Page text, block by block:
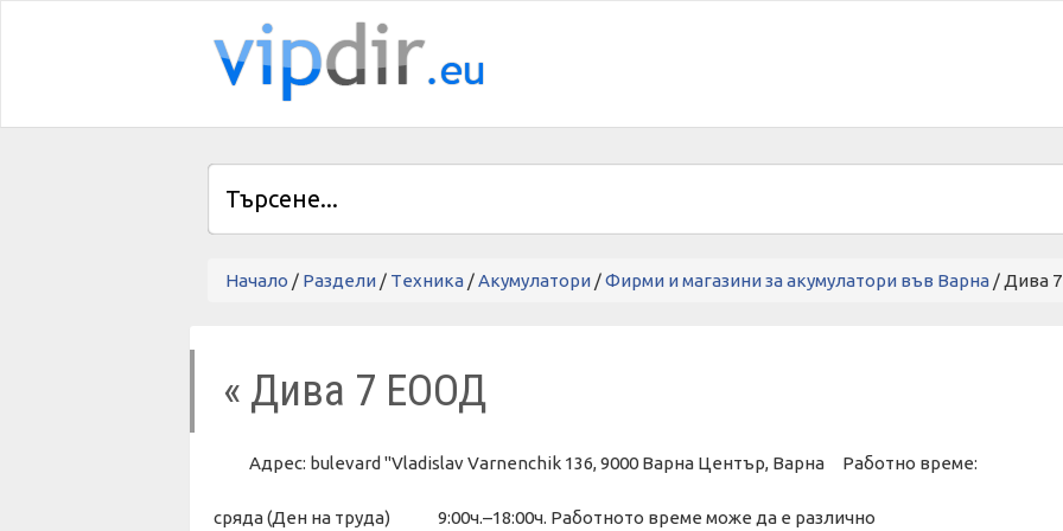
Начало / Раздели / Tехника /Акумулатори /Фирми и магазини за акумулатори във Варна / Дива
« Дива 7 ЕООД
Адрес: bulevard "Vladislav Varnenchik 136, 9000 Варна Център, Варна Работно време:
сряда (Ден на труда)
9:00ч.–18:00ч. Работното време може да е различно